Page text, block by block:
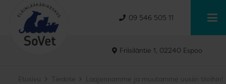
09 546 505 11
Friisiläntie 1, 02240 Espoo
Etusivu Tiedote Laajennamme ja muutamme uusiin tiloihin!